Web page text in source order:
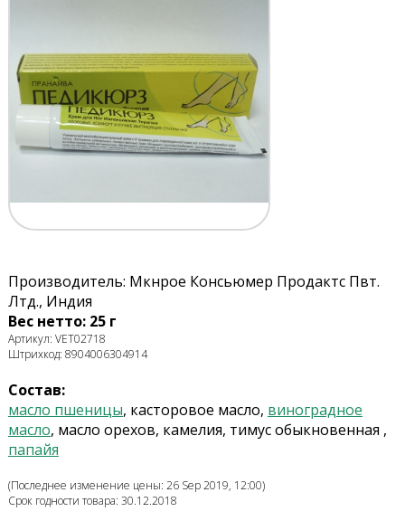
Производитель: Мкнрое Консьюмер Продактс Пвт.
Лтд., Индия
Вес нетто: 25 г
Артикул: VET02718
Штрихкод: 8904006304914
Состав:
масло пшеницы, касторовое масло, виноградное
масло, масло орехов, камелия, тимус обыкновенная ,
папайя
(Последнее изменение цены: 26 Sep 2019, 12:00)
Срок годности товара: 30.12.2018